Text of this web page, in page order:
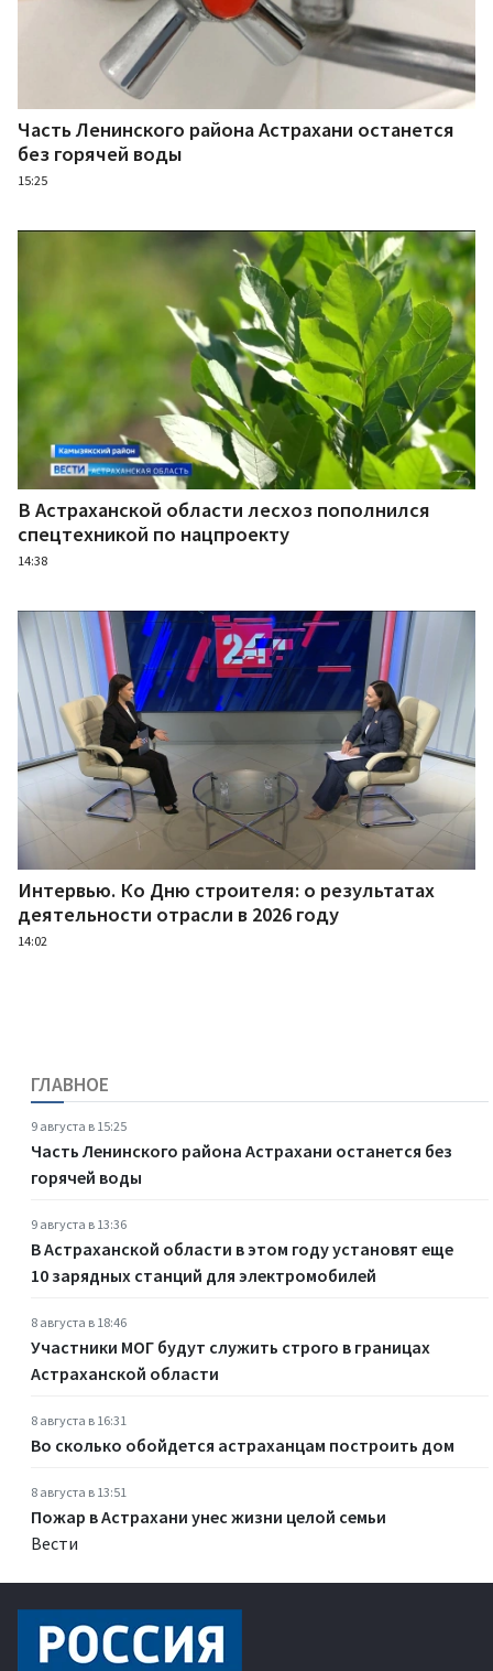
Часть Ленинского района Астрахани останется
без горячей воды
15:25
В Астраханской области лесхоз пополнился
спецтехникой по нацпроекту
14:38
Интервью. Ко Дню строителя: о результатах
деятельности отрасли в 2026 году
14:02
ГЛАВНОЕ
9 августа в 15:25
Часть Ленинского района Астрахани останется без
горячей воды
9 августа в 13:36
В Астраханской области в этом году установят еще
10 зарядных станций для электромобилей
8 августа в 18:46
Участники МОГ будут служить строго в границах
Астраханской области
8 августа в 16:31
Во сколько обойдется астраханцам построить дом
8 августа в 13:51
Пожар в Астрахани унес жизни целой семьи
Вести